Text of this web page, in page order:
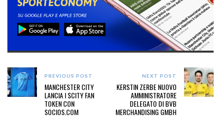
PREVIOUS POST
MANCHESTER CITY
LANCIA I $CITY FAN
TOKEN CON
SOCIOS.COM
NEXT POST
KERSTIN ZERBE NUOVO
AMMINISTRATORE
DELEGATO DI BVB
MERCHANDISING GMBH